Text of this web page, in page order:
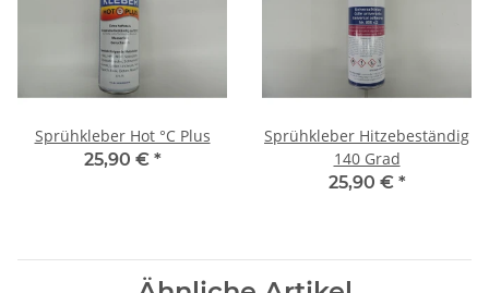
Sprühkleber Hot °C Plus
25,90 € *
Sprühkleber Hitzebeständig
140 Grad
25,90 € *